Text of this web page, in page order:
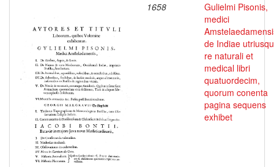
1658
Gulielmi Pisonis,
medici
de Indiae
re naturali et
medical libri
quatuordecim,
quorum conenta
pagina sequens
exhibet